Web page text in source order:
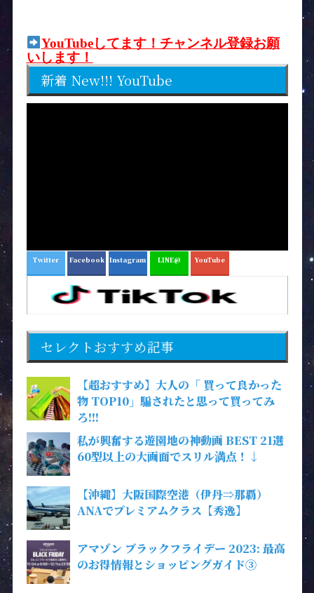
YouTubeしてます！チャンネル登録お願
いします！
新着 New!!! YouTube
Twitter Facebook Instagram LINE@ YouTube
セレクトおすすめ記事
【超おすすめ】大人の「 買って良かった
物 TOP10」騙されたと思って買ってみ
ろ!!!
私が興奮する遊園地の神動画 BEST 21選
60型以上の大画面でスリル満点！↓
【沖縄】大阪国際空港（伊丹⇒那覇）
ANAでプレミアムクラス【秀逸】
アマゾン ブラックフライデー 2023: 最高
のお得情報とショッピングガイド③